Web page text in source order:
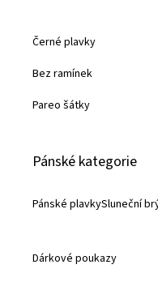
Černé plavky
Bez ramínek
Pareo šátky
Pánské kategorie
Pánské plavkySluneční
Dárkové poukazy